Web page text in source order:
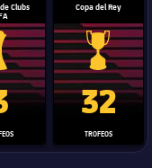
Campeones
Clubs
Trofeo del Mundial de
Copa del Rey
Copa del
32
TROFEOS